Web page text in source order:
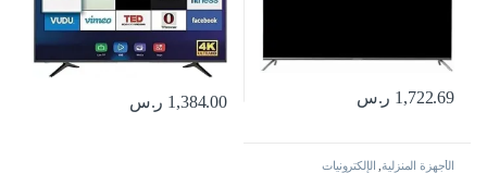
1,722.69 ر.س 1,384.00 ر.س
الأجهزة المنزلية, الإلكترونيات